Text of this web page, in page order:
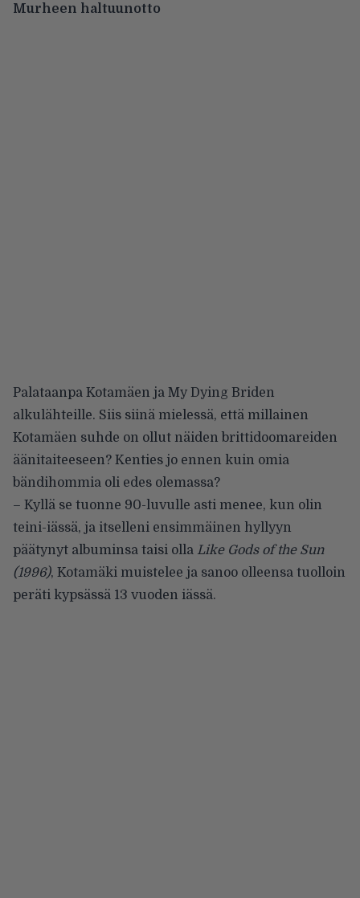
Murheen haltuunotto
Palataanpa Kotamäen ja My Dying Briden
alkulähteille. Siis siinä mielessä, että millainen
Kotamäen suhde on ollut näiden brittidoomareiden
äänitaiteeseen? Kenties jo ennen kuin omia
bändihommia oli edes olemassa?
– Kyllä se tuonne 90-luvulle asti menee, kun olin
teini-iässä, ja itselleni ensimmäinen hyllyyn
päätynyt albuminsa taisi olla Like Gods of the Sun
(1996), Kotamäki muistelee ja sanoo olleensa tuolloin
peräti kypsässä 13 vuoden iässä.